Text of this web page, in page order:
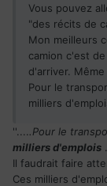
Vous pouvez
"des récits de
Mon meilleurs
camion c'est
d'arriver.
Pour le
milliers
''.....Pour le
milliers d'emplois
Il faudrait faire
Ces milliers